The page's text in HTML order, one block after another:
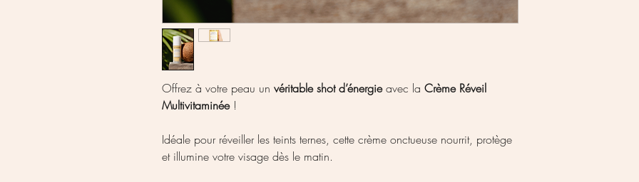
Offrez à votre peau un véritable shot d’énergieavec la Crème Réveil
Multivitaminée!
Idéale pour réveiller les teints ternes, cette crème onctueuse nourrit, protège
et illumine votre visage dès le matin.